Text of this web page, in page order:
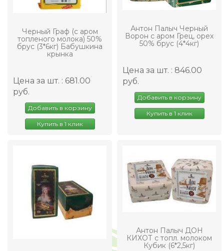
Черный Граф (с аром
топленого молока) 50%
брус (3*6кг) Бабушкина
крынка
Цена за шт. : 681.00
руб.
Добавить в корзину
Купить в 1 клик
Антон Палыч Черный
Ворон с аром Грец, орех
50% брус (4*4кг)
Цена за шт. : 846.00
руб.
Добавить в корзину
Купить в 1 клик
Антон Палыч ДОН
КИХОТ с топл. молоком
Кубик (6*2,5кг)